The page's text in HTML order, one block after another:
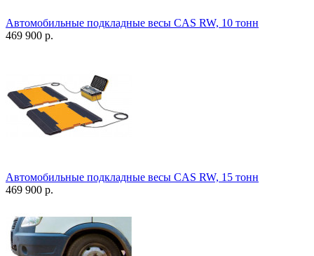
Автомобильные подкладные весы CAS RW, 10 тонн
469 900 р.
Автомобильные подкладные весы CAS RW, 15 тонн
469 900 р.